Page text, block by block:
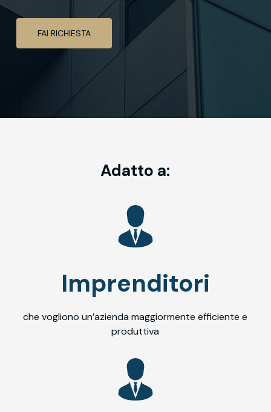
FAI RICHIESTA
Adatto a:
Imprenditori
che vogliono un’azienda maggiormente efficiente e
produttiva